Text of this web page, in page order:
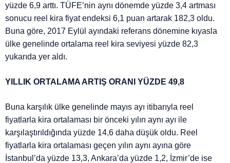
yüzde 6,9 arttı. TÜFE’nin aynı dönemde yüzde 3,4 artması
sonucu reel kira fiyat endeksi 6,1 puan artarak 182,3 oldu.
Buna göre, 2017 Eylül ayındaki referans dönemine kıyasla
ülke genelinde ortalama reel kira seviyesi yüzde 82,3
yukarıda yer aldı.
YILLIK ORTALAMA ARTIŞ ORANI YÜZDE 49,8
Buna karşılık ülke genelinde mayıs ayı itibarıyla reel
fiyatlarla kira ortalaması bir önceki yılın aynı ayı ile
karşılaştırıldığında yüzde 14,6 daha düşük oldu. Reel
fiyatlarla kira ortalaması geçen yılın aynı ayına göre
İstanbul’da yüzde 13,3, Ankara’da yüzde 1,2, İzmir’de ise